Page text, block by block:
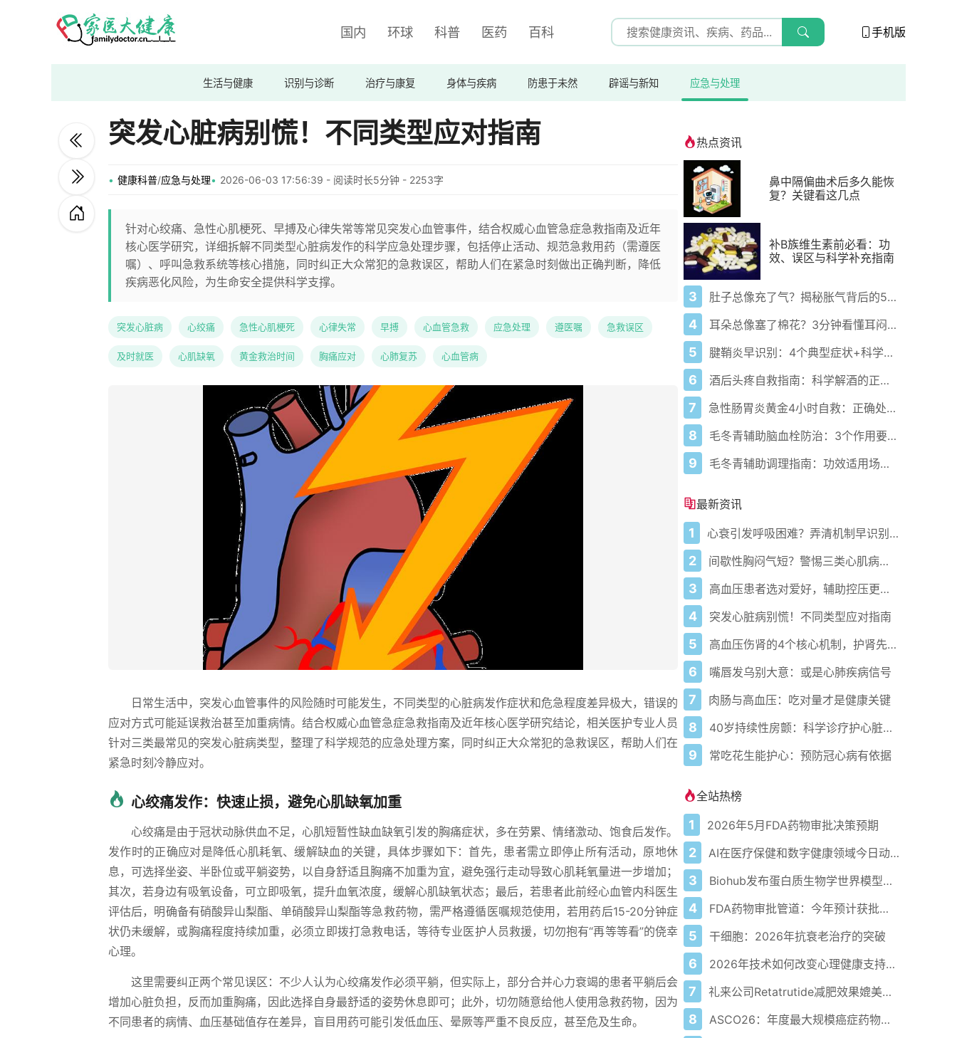
国内 环球 科普 医药 百科 手机版
生活与健康 识别与诊断 治疗与康复 身体与疾病 防患于未然 辟谣与新知 应急与处理
突发心脏病别慌！不同类型应对指南
健康科普/应急与处理 2026-06-03 17:56:39 - 阅读时长5分钟 - 2253字
针对心绞痛、急性心肌梗死、早搏及心律失常等常见突发心血管事件，结合权威心血管急症急救指南及近年
核心医学研究，详细拆解不同类型心脏病发作的科学应急处理步骤，包括停止活动、规范急救用药（需遵医
嘱）、呼叫急救系统等核心措施，同时纠正大众常犯的急救误区，帮助人们在紧急时刻做出正确判断，降低
疾病恶化风险，为生命安全提供科学支撑。
突发心脏病 心绞痛 急性心肌梗死 心律失常 早搏 心血管急救 应急处理 遵医嘱 急救误区
及时就医 心肌缺氧 黄金救治时间 胸痛应对 心肺复苏 心血管病
日常生活中，突发心血管事件的风险随时可能发生，不同类型的心脏病发作症状和危急程度差异极大，错误的
应对方式可能延误救治甚至加重病情。结合权威心血管急症急救指南及近年核心医学研究结论，相关医护专业人员
针对三类最常见的突发心脏病类型，整理了科学规范的应急处理方案，同时纠正大众常犯的急救误区，帮助人们在
紧急时刻冷静应对。
心绞痛发作：快速止损，避免心肌缺氧加重
心绞痛是由于冠状动脉供血不足，心肌短暂性缺血缺氧引发的胸痛症状，多在劳累、情绪激动、饱食后发作。
发作时的正确应对是降低心肌耗氧、缓解缺血的关键，具体步骤如下：首先，患者需立即停止所有活动，原地休
息，可选择坐姿、半卧位或平躺姿势，以自身舒适且胸痛不加重为宜，避免强行走动导致心肌耗氧量进一步增加；
其次，若身边有吸氧设备，可立即吸氧，提升血氧浓度，缓解心肌缺氧状态；最后，若患者此前经心血管内科医生
评估后，明确备有硝酸异山梨酯、单硝酸异山梨酯等急救药物，需严格遵循医嘱规范使用，若用药后15-20分钟症
状仍未缓解，或胸痛程度持续加重，必须立即拨打急救电话，等待专业医护人员救援，切勿抱有“再等等看”的侥幸
心理。
这里需要纠正两个常见误区：不少人认为心绞痛发作必须平躺，但实际上，部分合并心力衰竭的患者平躺后会
增加心脏负担，反而加重胸痛，因此选择自身最舒适的姿势休息即可；此外，切勿随意给他人使用急救药物，因为
不同患者的病情、血压基础值存在差异，盲目用药可能引发低血压、晕厥等严重不良反应，甚至危及生命。
热点资讯
鼻中隔偏曲术后多久能恢
复？关键看这几点
补B族维生素前必看：功
效、误区与科学补充指南
3 肚子总像充了气？揭秘胀气背后的5大元凶与自救指南
4 耳朵总像塞了棉花？3分钟看懂耳闷的真相与自救指南
5 腱鞘炎早识别：4个典型症状+科学应对，避免关节卡壳
6 酒后头疼自救指南：科学解酒的正确打开方式
7 急性肠胃炎黄金4小时自救：正确处置与误区避坑关键
8 毛冬青辅助脑血栓防治：3个作用要清楚，别乱用药
9 毛冬青辅助调理指南：功效适用场景与禁忌需牢记
最新资讯
1 心衰引发呼吸困难？弄清机制早识别警报
2 间歇性胸闷气短？警惕三类心肌病隐患
3 高血压患者选对爱好，辅助控压更轻松
4 突发心脏病别慌！不同类型应对指南
5 高血压伤肾的4个核心机制，护肾先控压
6 嘴唇发乌别大意：或是心肺疾病信号
7 肉肠与高血压：吃对量才是健康关键
8 40岁持续性房颤：科学诊疗护心脏健康
9 常吃花生能护心：预防冠心病有依据
全站热榜
1 2026年5月FDA药物审批决策预期
2 AI在医疗保健和数字健康领域今日动态——2026年5月4日
3 Biohub发布蛋白质生物学世界模型以应对疾病
4 FDA药物审批管道：今年预计获批的关键新疗法
5 干细胞：2026年抗衰老治疗的突破
6 2026年技术如何改变心理健康支持的获取方式
7 礼来公司Retatrutide减肥效果媲美减肥手术
8 ASCO26：年度最大规模癌症药物会议前值得关注的5项数据概览